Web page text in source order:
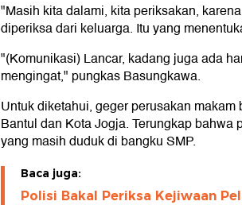
"Masih kita dalami, kita periksakan,
diperiksa dari keluarga. Itu yang
"(Komunikasi) Lancar, kadang juga ada
mengingat," pungkas Basungkawa.
Untuk diketahui, geger perusakan
Bantul dan Kota Jogja. Terungkap bahwa
yang masih duduk di bangku SMP.
Baca juga:
Polisi Bakal Periksa Kejiwaan